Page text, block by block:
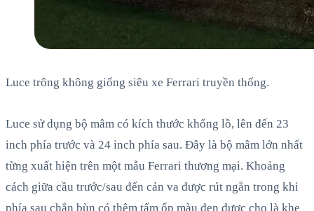
Luce trông không giống siêu xe Ferrari truyền thống.
Luce sử dụng bộ mâm có kích thước khổng lồ, lên đến 23
inch phía trước và 24 inch phía sau. Đây là bộ mâm lớn nhất
từng xuất hiện trên một mẫu Ferrari thương mại. Khoảng
cách giữa cầu trước/sau đến cản va được rút ngắn trong khi
phía sau chắn bùn có thêm tấm ốp màu đen được cho là khe